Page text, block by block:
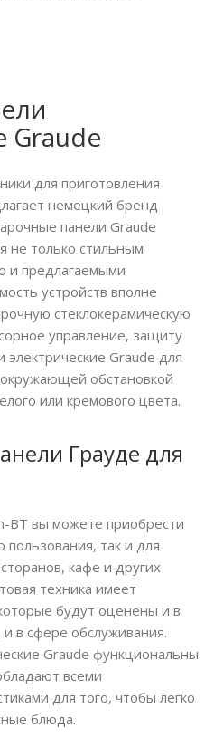
Graude
для приготовления
немецкий бренд
панели Graude
не только стильным
и предлагаемыми
устройств вполне
стеклокерамическую
управление, защиту
Graude для
обстановкой
или кремового цвета.
Грауде для
BT вы можете приобрести
пользования, так и для
кафе и других
техника имеет
будут оценены и в
в сфере обслуживания.
Graude функциональны
всеми
для того, чтобы легко
блюда.